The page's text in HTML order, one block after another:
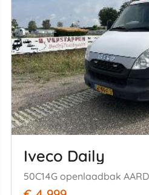
Iveco Daily